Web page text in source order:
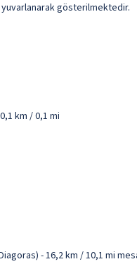
yuvarlanarak gösterilmektedir.
km / 0,1 mi
- 16,2 km / 10,1 mi